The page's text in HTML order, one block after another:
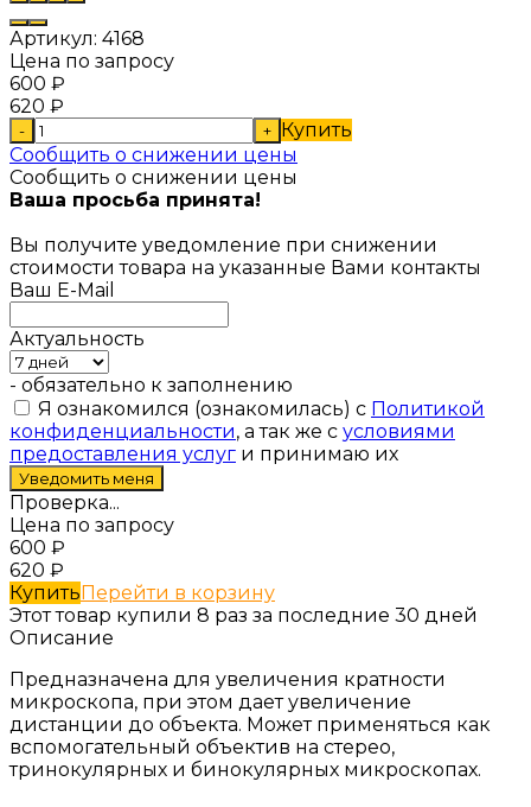
Артикул: 4168
Цена по запросу
600 ₽
620 ₽
- + Купить
Сообщить о снижении цены
Сообщить о снижении цены
Ваша просьба принята!
Вы получите уведомление при снижении
стоимости товара на указанные Вами контакты
Ваш E-Mail
Актуальность
- обязательно к заполнению
Я ознакомился (ознакомилась) с Политикой
конфиденциальности, а так же с условиями
предоставления услуг и принимаю их
Проверка...
Цена по запросу
600 ₽
620 ₽
КупитьПерейти в корзину
Этот товар купили 8 раз за последние 30 дней
Описание
Предназначена для увеличения кратности
микроскопа, при этом дает увеличение
дистанции до объекта. Может применяться как
вспомогательный объектив на стерео,
тринокулярных и бинокулярных микроскопах.